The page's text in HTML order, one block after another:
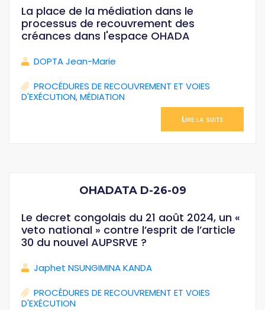
La place de la médiation dans le
processus de recouvrement des
créances dans l'espace OHADA
DOPTA Jean-Marie
PROCÉDURES DE RECOUVREMENT ET VOIES
D'EXÉCUTION,MÉDIATION
Lire la suite
OHADATA D-26-09
Le decret congolais du 21 août 2024, un «
veto national » contre l’esprit de l’article
30 du nouvel AUPSRVE ?
Japhet NSUNGIMINA KANDA
PROCÉDURES DE RECOUVREMENT ET VOIES
D'EXÉCUTION